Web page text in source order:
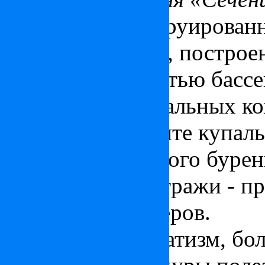
Недавно
купальня Сечени,
своими пятнадцатью
крупнейших купальных
первая в Будапеште
скважины глубокого
и стеклянные витражи -
венгерских мастеров.
Здесь лечат ревматизм,